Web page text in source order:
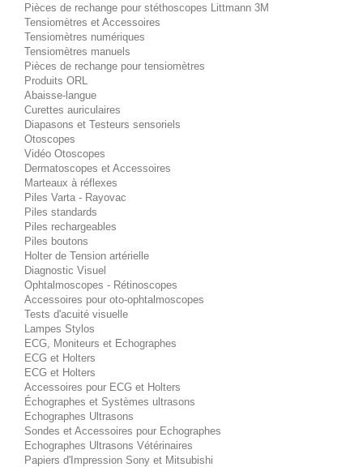
Pièces de rechange pour stéthoscopes Littmann 3M
Tensiomètres et Accessoires
Tensiomètres numériques
Tensiomètres manuels
Pièces de rechange pour tensiomètres
Produits ORL
Abaisse-langue
Curettes auriculaires
Diapasons et Testeurs sensoriels
Otoscopes
Vidéo Otoscopes
Dermatoscopes et Accessoires
Marteaux à réflexes
Piles Varta - Rayovac
Piles standards
Piles rechargeables
Piles boutons
Holter de Tension artérielle
Diagnostic Visuel
Ophtalmoscopes - Rétinoscopes
Accessoires pour oto-ophtalmoscopes
Tests d'acuité visuelle
Lampes Stylos
ECG, Moniteurs et Echographes
ECG et Holters
ECG et Holters
Accessoires pour ECG et Holters
Échographes et Systèmes ultrasons
Echographes Ultrasons
Sondes et Accessoires pour Echographes
Echographes Ultrasons Vétérinaires
Papiers d'Impression Sony et Mitsubishi